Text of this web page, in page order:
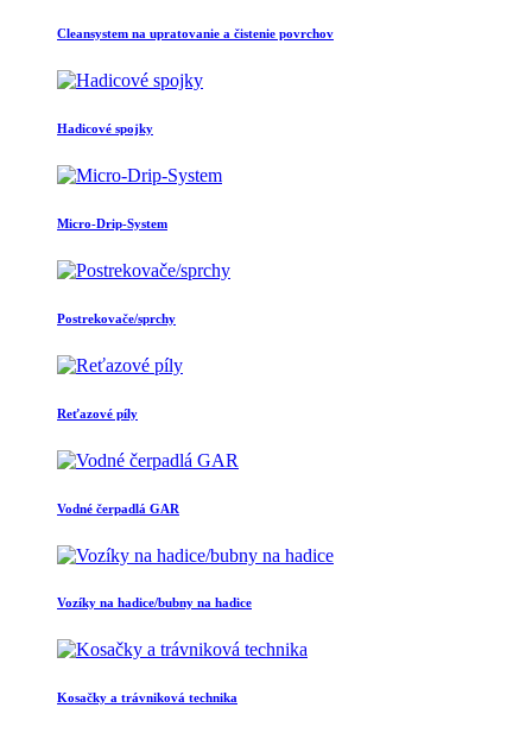
Cleansystem na upratovanie a čistenie povrchov
Hadicové spojky
Micro-Drip-System
Postrekovače/sprchy
Reťazové píly
Vodné čerpadlá GAR
Vozíky na hadice/bubny na hadice
Kosačky a trávniková technika